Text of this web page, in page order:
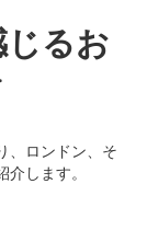
るお
、ロンドン、そ
します。